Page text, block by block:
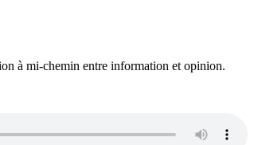
à mi-chemin entre information et opinion.